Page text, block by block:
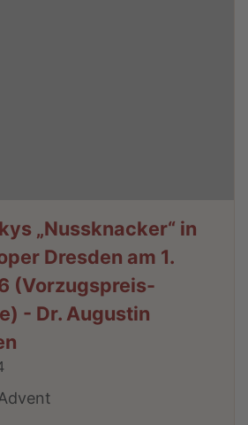
„Nussknacker“ in
Dresden am 1.
(Vorzugspreis-
- Dr. Augustin